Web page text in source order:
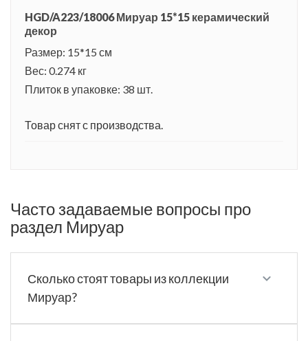
HGD/A223/18006 Мируар 15*15 керамический
декор
Размер: 15*15 см
Вес: 0.274 кг
Плиток в упаковке: 38 шт.
Товар снят с производства.
Часто задаваемые вопросы про
раздел Мируар
Сколько стоят товары из коллекции
Мируар?